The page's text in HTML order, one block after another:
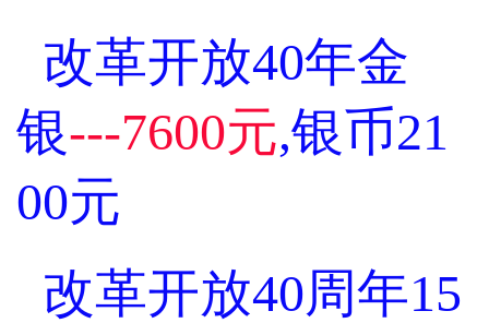
改革开放40年金
银---7600元,银币21
00元
改革开放40周年15